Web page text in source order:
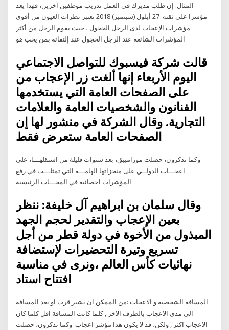
المثال. إن طلب مديرك فى العمل تدريب موظفين آخرين، فهذا يعد
مؤشرا على ثقته 27 أيلول (سبتمبر) 2018 تعتبر نظرات العيون من أقوى
مؤشرات الإعجاب لدى الرجل الخجول ، حيث يقوم الرجل من أكثر
قالت شركة فيسبوك للتواصل الاجتماعي
اليوم الأربعاء إنها ألغت زر الإعجاب من
على الصفحات العامة التي يستخدمها
الفنانون والشخصيات العامة والعلامات
التجارية. وقال الشركة في منشور لها إن
الصفحات العامة ستعرض فقط
وكما تذكرون، حصلت موزامبيق، بعد سنوات قليلة من استقلهـــا، على
اعجـــاب الدولــي على منجزاتها الهامـــة التي تمثلـــت في رفع
وقال سلمان بن ابراهيم آل خليفة: ننظر
بعين الإعجاب والتقدير لحجم الجهد
المبذول من الأخوة في دولة قطر من أجل
تسريع وتيرة التحضيرات لإستضافة
نهائيات كأس العالم ،ونرى في مناسبة
افتتاح استاد
المسافة الشخصية و الاعجاب :من الممكن ان يشير قرب او بعد المسافة
الى مدى الاعجاب بالطرف الاخر , كلما كانت المسافة اقل كلما كان
الاعجاب اكثر , ولكن، قد لا يكون هذا مؤشر اعجاب وكما تذكرون، حصلت